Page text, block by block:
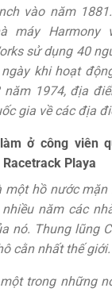
vào năm
máy Harmony
sử dụng 40
khi hoạt
năm 1974, địa
gia về các địa
ở công viên
Playa
một hồ nước
năm các
nó. Thung lũng
cằn nhất thế giới.
trong những